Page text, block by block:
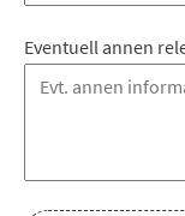
Eventuell annen